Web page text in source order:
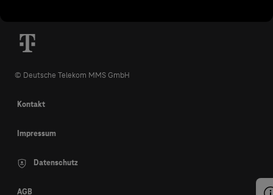
© Deutsche Telekom MMS GmbH
Kontakt
Impressum
Datenschutz
AGB